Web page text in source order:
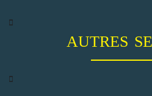
AUTRES